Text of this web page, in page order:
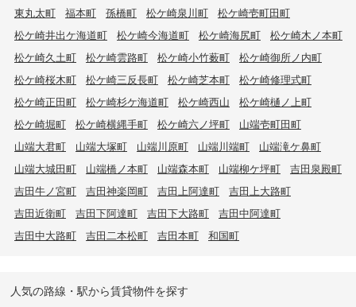
東丸太町
福本町 孫橋町 松ケ崎泉川町
松ケ崎壱町田町
松ケ崎井出ケ海道町
松ケ崎今海道町 松ケ崎海尻町
松ケ崎木ノ本町
松ケ崎久土町
松ケ崎雲路町 松ケ崎小竹薮町
松ケ崎御所ノ内町
松ケ崎桜木町
松ケ崎三反長町 松ケ崎芝本町
松ケ崎修理式町
松ケ崎正田町
松ケ崎杉ケ海道町 松ケ崎西山
松ケ崎樋ノ上町
松ケ崎堀町
松ケ崎横縄手町 松ケ崎六ノ坪町
山端壱町田町
山端大君町
山端大塚町 山端川原町 山端川端町
山端滝ケ鼻町
山端大城田町
山端橋ノ本町 山端森本町 山端柳ケ坪町
吉田泉殿町
吉田牛ノ宮町
吉田神楽岡町 吉田上阿達町
吉田上大路町
吉田近衛町
吉田下阿達町 吉田下大路町
吉田中阿達町
吉田中大路町
吉田二本松町 吉田本町 和国町
人気の路線・駅から賃貸物件を探す